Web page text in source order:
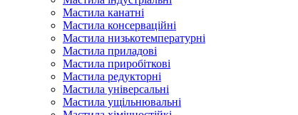
Мастила канатні
Мастила консерваційні
Мастила низькотемпературні
Мастила приладові
Мастила приробіткові
Мастила редукторні
Мастила універсальні
Мастила ущільнювальні